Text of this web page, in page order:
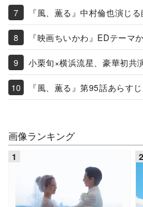
『風、薫る』中村倫也演じ
『映画ちいかわ』EDテーマ
小栗旬×横浜流星、豪華初共
『風、薫る』第95話あらすじ
画像ランキング